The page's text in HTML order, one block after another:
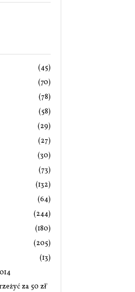
(45)
(70)
(78)
(58)
(29)
(27)
(30)
(73)
(132)
(64)
(244)
(180)
(205)
(13)
za 50 zł'